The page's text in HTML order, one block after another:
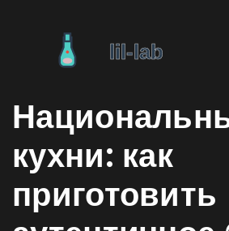
кухни: как
приготовить